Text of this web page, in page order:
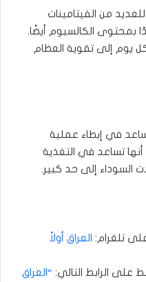
من الفيتامينات
بمحتوى الكالسيوم أيضًا.
يوم إلى تقوية العظام
تساعد في إبطاء عملية
أنها تساعد في التغذية
السوداء إلى حد كبير.
على تلغرام: العراق أولاً
على الرابط التالي: “العراق